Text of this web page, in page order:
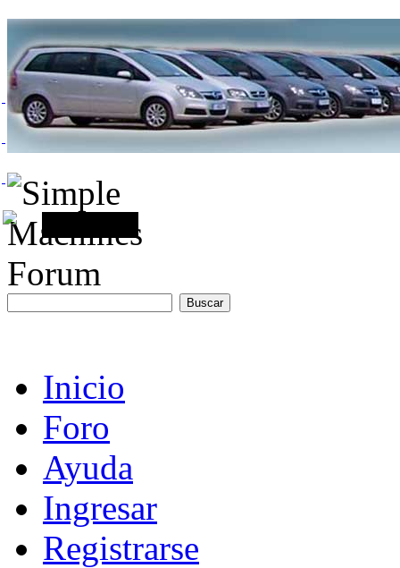
Inicio
Foro
Ayuda
Ingresar
Registrarse